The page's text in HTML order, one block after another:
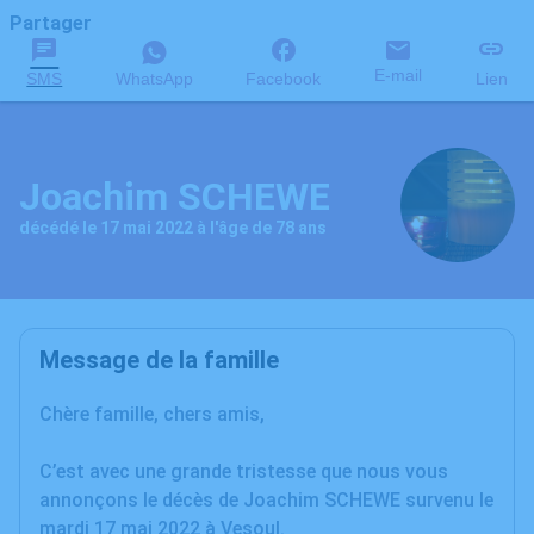
Partager
SMS WhatsApp Facebook E-mail Lien
Joachim SCHEWE
décédé le 17 mai 2022 à l'âge de 78 ans
Message de la famille
Chère famille, chers amis,
C’est avec une grande tristesse que nous vous
annonçons le décès de Joachim SCHEWE survenu le
mardi 17 mai 2022 à Vesoul.